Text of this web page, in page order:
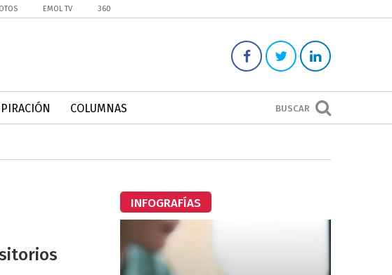
EMOL TV 360
BUSCAR
COLUMNAS
INFOGRAFÍAS